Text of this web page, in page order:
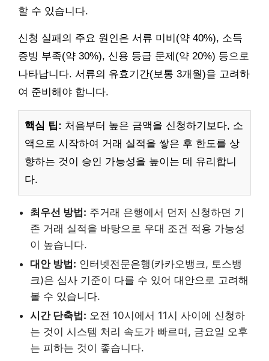
할 수 있습니다.
신청 실패의 주요 원인은 서류 미비(약 40%), 소득
증빙 부족(약 30%), 신용 등급 문제(약 20%) 등으로
나타납니다. 서류의 유효기간(보통 3개월)을 고려하
여 준비해야 합니다.
핵심 팁: 처음부터 높은 금액을 신청하기보다, 소
액으로 시작하여 거래 실적을 쌓은 후 한도를 상
향하는 것이 승인 가능성을 높이는 데 유리합니
다.
최우선 방법: 주거래 은행에서 먼저 신청하면 기
존 거래 실적을 바탕으로 우대 조건 적용 가능성
이 높습니다.
대안 방법: 인터넷전문은행(카카오뱅크, 토스뱅
크)은 심사 기준이 다를 수 있어 대안으로 고려해
볼 수 있습니다.
시간 단축법: 오전 10시에서 11시 사이에 신청하
는 것이 시스템 처리 속도가 빠르며, 금요일 오후
는 피하는 것이 좋습니다.